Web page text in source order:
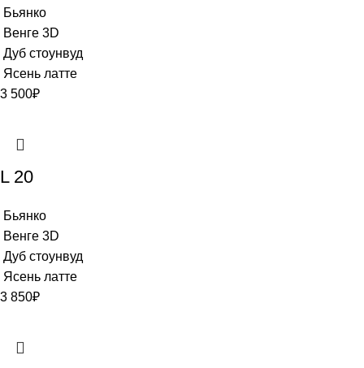
Бьянко
Венге 3D
Дуб стоунвуд
Ясень латте
3 500₽
L 20
Бьянко
Венге 3D
Дуб стоунвуд
Ясень латте
3 850₽